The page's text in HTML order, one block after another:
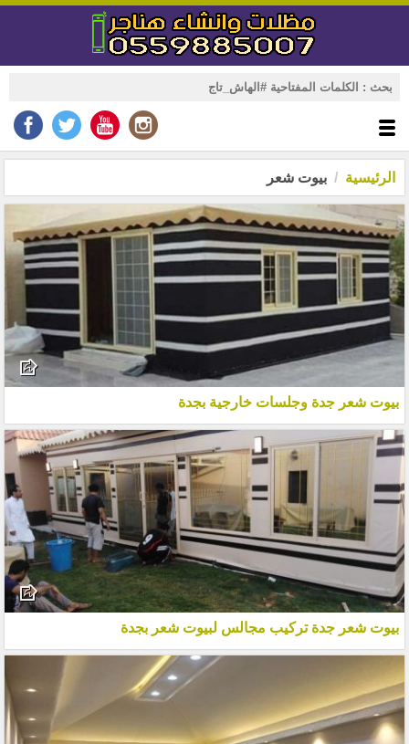
الرئيسية بيوت شعر
بيوت شعر جدة وجلسات خارجية بجدة
بيوت شعر جدة تركيب مجالس لبيوت شعر بجدة